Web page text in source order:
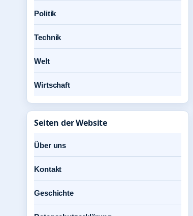
Politik
Technik
Welt
Wirtschaft
Seiten der Website
Über uns
Kontakt
Geschichte